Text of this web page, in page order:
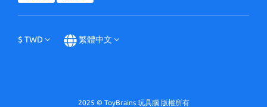
$ TWD 繁體中文
2025 © ToyBrains 玩具腦 版權所有